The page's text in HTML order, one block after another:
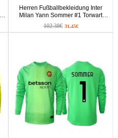
Herren Fußballbekleidung Inter
Milan Yann Sommer #1 Torwart
Heimtrikot 2025-26 Langarm
102.38€ 31.45€